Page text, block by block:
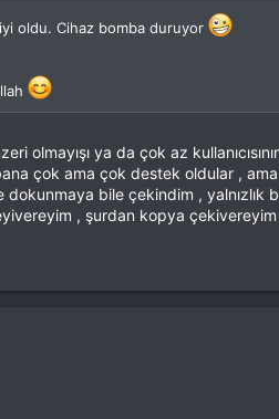
oldu. Cihaz bomba duruyor
ya da çok az
çok ama çok destek oldular , ama
bile çekindim , yalnızlık
, şurdan kopya çekivereyim